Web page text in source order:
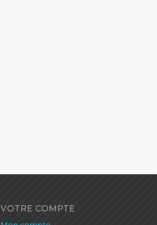
VOTRE COMPTE